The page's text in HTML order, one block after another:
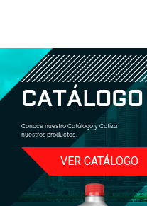
CATÁLOGO
Conoce nuestro Catálogo y Cotiza
nuestros productos.
VER CATÁLOGO